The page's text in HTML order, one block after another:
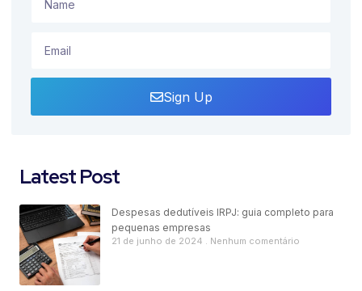
Sign Up
Latest Post
Despesas dedutíveis IRPJ: guia completo para
pequenas empresas
21 de junho de 2024 Nenhum comentário